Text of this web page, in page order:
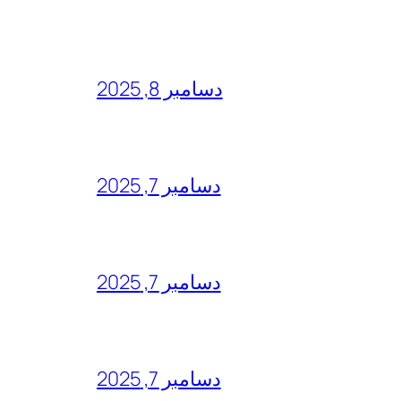
دسامبر 8, 2025
دسامبر 7, 2025
دسامبر 7, 2025
دسامبر 7, 2025